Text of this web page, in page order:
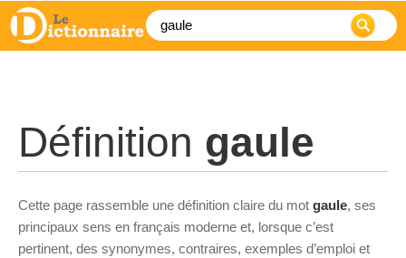
Définition gaule
Cette page rassemble une définition claire du mot gaule, ses
principaux sens en français moderne et, lorsque c’est
pertinent, des synonymes, contraires, exemples d’emploi et